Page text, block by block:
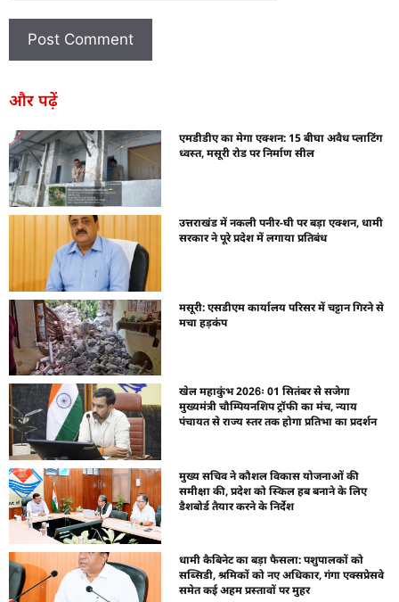
और पढ़ें
एमडीडीए का मेगा एक्शन: 15 बीघा अवैध प्लाटिंग
ध्वस्त, मसूरी रोड पर निर्माण सील
उत्तराखंड में नकली पनीर-घी पर बड़ा एक्शन, धामी
सरकार ने पूरे प्रदेश में लगाया प्रतिबंध
मसूरी: एसडीएम कार्यालय परिसर में चट्टान गिरने से
मचा हड़कंप
खेल महाकुंभ 2026ः 01 सितंबर से सजेगा
मुख्यमंत्री चौम्पियनशिप ट्रॉफी का मंच, न्याय
पंचायत से राज्य स्तर तक होगा प्रतिभा का प्रदर्शन
मुख्य सचिव ने कौशल विकास योजनाओं की
समीक्षा की, प्रदेश को स्किल हब बनाने के लिए
डैशबोर्ड तैयार करने के निर्देश
धामी कैबिनेट का बड़ा फैसला: पशुपालकों को
सब्सिडी, श्रमिकों को नए अधिकार, गंगा एक्सप्रेसवे
समेत कई अहम प्रस्तावों पर मुहर